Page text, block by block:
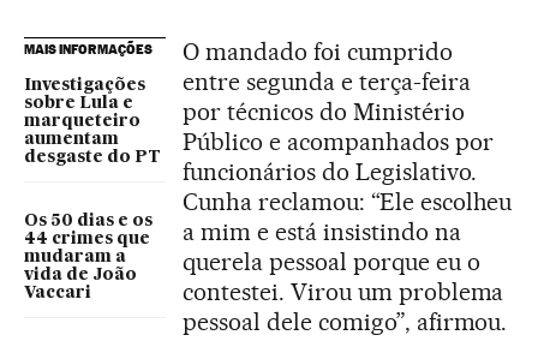
MAIS INFORMAÇÕES
Investigações
sobre Lula e
marqueteiro
aumentam
desgaste do PT
Os 50 dias e os
44 crimes que
mudaram a
vida de João
Vaccari
O mandado foi cumprido
entre segunda e terça-feira
por técnicos do Ministério
Público e acompanhados por
funcionários do Legislativo.
Cunha reclamou: “Ele escolheu
a mim e está insistindo na
querela pessoal porque eu o
contestei. Virou um problema
pessoal dele comigo”, afirmou.